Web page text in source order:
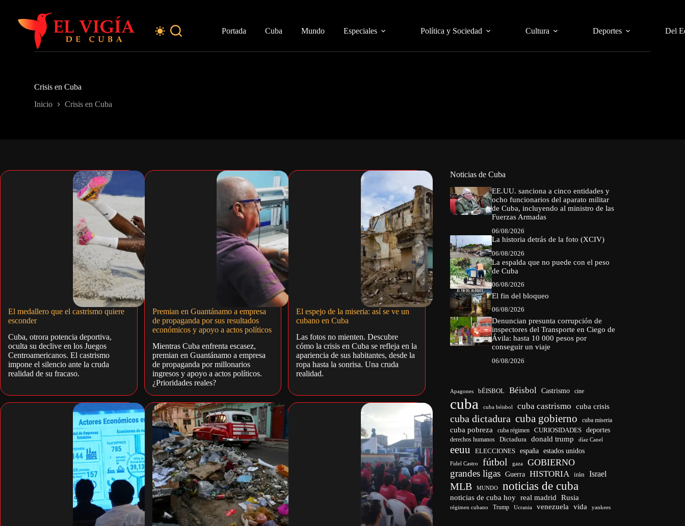
contenido
Portada Cuba Mundo Especiales Política y Sociedad Cultura Deportes Del
Crisis en Cuba
Inicio Crisis en Cuba
El medallero que el castrismo quiere
esconder
Cuba, otrora potencia deportiva,
oculta su declive en los Juegos
Centroamericanos. El castrismo
impone el silencio ante la cruda
realidad de su fracaso.
Premian en Guantánamo a empresa
de propaganda por sus resultados
económicos y apoyo a actos políticos
Mientras Cuba enfrenta escasez,
premian en Guantánamo a empresa
de propaganda por millonarios
ingresos y apoyo a actos políticos.
¿Prioridades reales?
El espejo de la miseria: así se ve un
cubano en Cuba
Las fotos no mienten. Descubre
cómo la crisis en Cuba se refleja en la
apariencia de sus habitantes, desde la
ropa hasta la sonrisa. Una cruda
realidad.
Noticias de Cuba
EE.UU. sanciona a cinco entidades y
ocho funcionarios del aparato militar
de Cuba, incluyendo al ministro de las
Fuerzas Armadas
06/08/2026
La historia detrás de la foto (XCIV)
06/08/2026
La espalda que no puede con el peso
de Cuba
06/08/2026
El fin del bloqueo
06/08/2026
Denuncian presunta corrupción de
inspectores del Transporte en Ciego de
Ávila: hasta 10 000 pesos por
conseguir un viaje
06/08/2026
Apagones bÉISBOL Béisbol Castrismo cine
cuba cuba béisbol cuba castrismo cuba crisis
cuba dictadura cuba gobierno cuba miseria
cuba pobreza cuba régimen CURIOSIDADES deportes
derechos humanos Dictadura donald trump díaz Canel
eeuu ELECCIONES españa estados unidos
Fidel Castro fútbol gaza GOBIERNO
grandes ligas Guerra HISTORIA irán Israel
MLB MUNDO noticias de cuba
noticias de cuba hoy real madrid Rusia
régimen cubano Trump Ucrania venezuela vida yankees